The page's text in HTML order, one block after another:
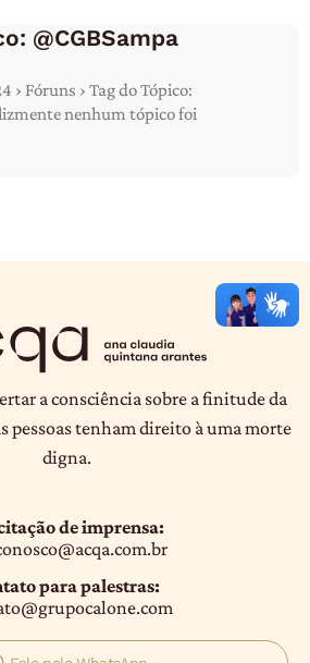
@CGBSampa
› Fóruns › Tag do Tópico:
nenhum tópico foi
a consciência sobre a finitude da
pessoas tenham direito à uma morte
digna.
de imprensa:
para palestras: